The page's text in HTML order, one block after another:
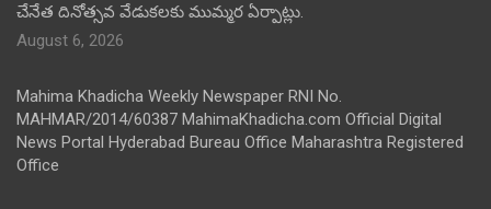
చేనేత దినోత్సవ వేడుకలకు ముమ్మర ఏర్పాట్లు.
August 6, 2026
Mahima Khadicha Weekly Newspaper RNI No.
MAHMAR/2014/60387 MahimaKhadicha.com Official Digital
News Portal Hyderabad Bureau Office Maharashtra Registered
Office